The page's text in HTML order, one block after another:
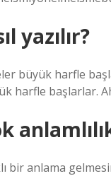
yazılır?
büyük harfle
harfle başlarlar.
anlama